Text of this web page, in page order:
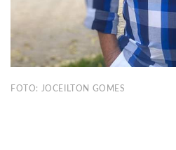
FOTO: JOCEILTON GOMES